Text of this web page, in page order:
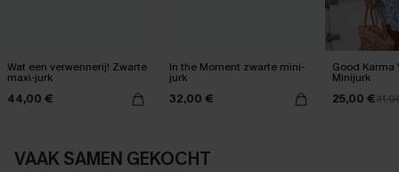
Wat een verwennerij! Zwarte
maxi-jurk
44,00 €
In the Moment zwarte mini-
jurk
32,00 €
Good Karma
Minijurk
25,00 €
VAAK SAMEN GEKOCHT